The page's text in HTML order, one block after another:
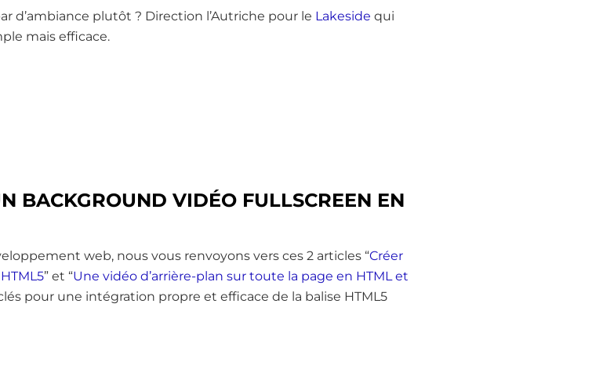
d’ambiance plutôt ? Direction l’Autriche pour le Lakeside qui
mais efficace.
BACKGROUND VIDÉO FULLSCREEN EN
web, nous vous renvoyons vers ces 2 articles “Créer
” et “Une vidéo d’arrière-plan sur toute la page en HTML et
pour une intégration propre et efficace de la balise HTML5